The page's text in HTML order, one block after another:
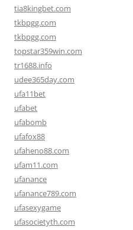
tia8kingbet.com
tkbpgg.com
tkbpgg.com
topstar359win.com
tr1688.info
udee365day.com
ufa11bet
ufabet
ufabomb
ufafox88
ufaheno88.com
ufam11.com
ufanance
ufanance789.com
ufasexygame
ufasocietyth.com